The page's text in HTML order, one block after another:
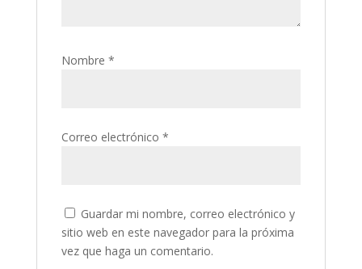
Nombre *
Correo electrónico *
Guardar mi nombre, correo electrónico y
sitio web en este navegador para la próxima
vez que haga un comentario.